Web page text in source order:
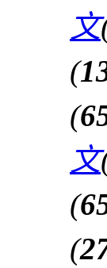
文
(
(
文
(
(